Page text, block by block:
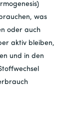
was
oder auch
aktiv bleiben,
und in den